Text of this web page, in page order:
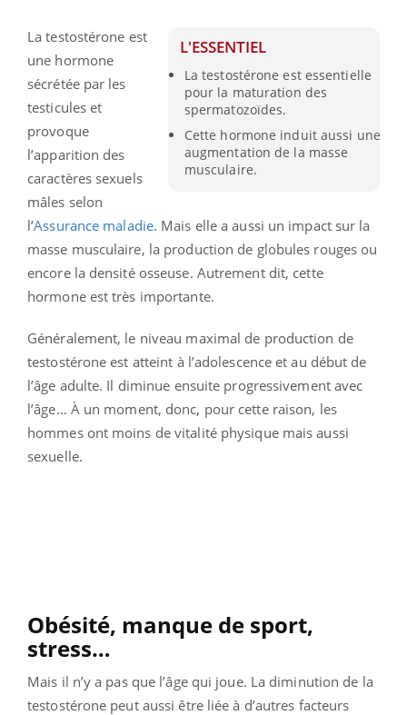
L'ESSENTIEL
La testostérone est essentielle
pour la maturation des
spermatozoïdes.
Cette hormone induit aussi une
augmentation de la masse
musculaire.
La testostérone est
une hormone
sécrétée par les
testicules et
provoque
l’apparition des
caractères sexuels
mâles selon
l’Assurance maladie. Mais elle a aussi un impact sur la
masse musculaire, la production de globules rouges ou
encore la densité osseuse. Autrement dit, cette
hormone est très importante.
Généralement, le niveau maximal de production de
testostérone est atteint à l’adolescence et au début de
l’âge adulte. Il diminue ensuite progressivement avec
l’âge… À un moment, donc, pour cette raison, les
hommes ont moins de vitalité physique mais aussi
sexuelle.
Obésité, manque de sport,
stress…
Mais il n’y a pas que l’âge qui joue. La diminution de la
testostérone peut aussi être liée à d’autres facteurs